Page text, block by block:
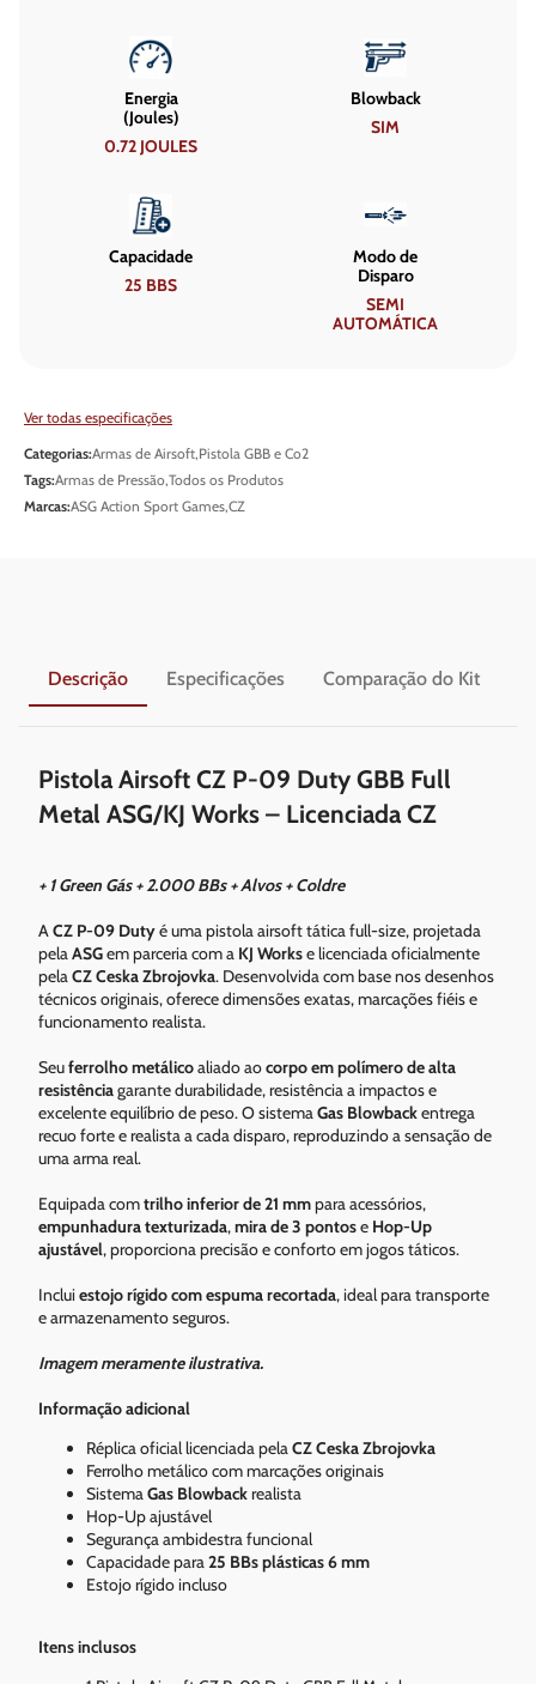
Energia
(Joules)
0.72 JOULES
Blowback
SIM
Capacidade
25 BBS
Modo de
Disparo
SEMI
AUTOMÁTICA
Ver todas especificações
Categorias:Armas de Airsoft,Pistola GBB e Co2
Tags:Armas de Pressão,Todos os Produtos
Marcas:ASG Action Sport Games,CZ
Descrição Especificações Comparação do Kit
Pistola Airsoft CZ P-09 Duty GBB Full
Metal ASG/KJ Works – Licenciada CZ
+ 1 Green Gás + 2.000 BBs + Alvos + Coldre
ACZ P-09 Dutyé uma pistola airsoft tática full-size, projetada
pelaASGem parceria com a KJ Workse licenciada oficialmente
pelaCZ Ceska Zbrojovka. Desenvolvida com base nos desenhos
técnicos originais, oferece dimensões exatas, marcações fiéis e
funcionamento realista.
Seuferrolho metálicoaliado aocorpo em polímero de alta
resistênciagarante durabilidade, resistência a impactos e
excelente equilíbrio de peso. O sistemaGas Blowbackentrega
recuo forte e realista a cada disparo, reproduzindo a sensação de
uma arma real.
Equipada comtrilho inferior de 21 mmpara acessórios,
empunhadura texturizada,mira de 3 pontose Hop-Up
ajustável, proporciona precisão e conforto em jogos táticos.
Incluiestojo rígido com espuma recortada, ideal para transporte
e armazenamento seguros.
Imagem meramente ilustrativa.
Informação adicional
Réplica oficial licenciada pelaCZ Ceska Zbrojovka
Ferrolho metálico com marcações originais
SistemaGas Blowbackrealista
Hop-Up ajustável
Segurança ambidestra funcional
Capacidade para25 BBs plásticas 6 mm
Estojo rígido incluso
Itens inclusos